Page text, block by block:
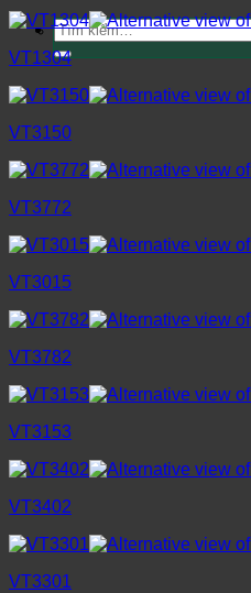
Tìm
kiếm:
VT1304
VT3150
VT3772
VT3015
VT3782
VT3153
VT3402
VT3301